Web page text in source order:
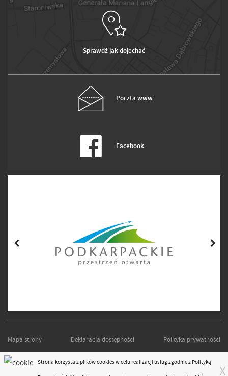
Sprawdź jak dojechać
Poczta www
Facebook
Mapa strony Deklaracja dostępności Polityka prywatności
PODKARPACKI ZARZĄD DRÓG WOJEWÓDZKICH W RZESZOWIE
X
Strona korzysta z plikówcookiesw celu realizacji usług zgodnie z Polityką